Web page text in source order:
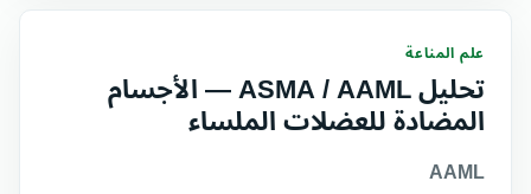
علم المناعة
تحليل ASMA / AAML — الأجسام
المضادة للعضلات الملساء
AAML